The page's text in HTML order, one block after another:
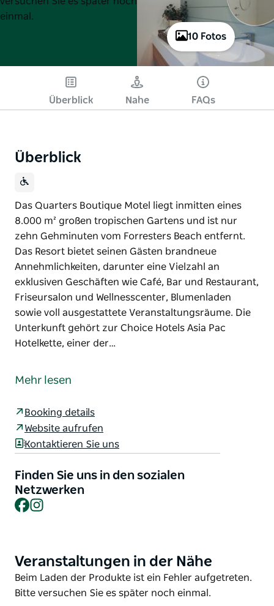
10 Fotos
einmal.
Überblick Nahe FAQs
Überblick
Das Quarters Boutique Motel liegt inmitten eines
8.000 m² großen tropischen Gartens und ist nur
zehn Gehminuten vom Forresters Beach entfernt.
Das Resort bietet seinen Gästen brandneue
Annehmlichkeiten, darunter eine Vielzahl an
exklusiven Geschäften wie Café, Bar und Restaurant,
Friseursalon und Wellnesscenter, Blumenladen
sowie voll ausgestattete Veranstaltungsräume. Die
Unterkunft gehört zur Choice Hotels Asia Pac
Hotelkette, einer der…
8.000 m² großen tropischen Gartens und ist nur
Annehmlichkeiten, darunter eine Vielzahl an
exklusiven Geschäften wie Café, Bar und Restaurant,
Friseursalon und Wellnesscenter, Blumenladen
Die Unterkunft gehört zur Choice Hotels Asia Pac
Hotelkette, einer der größten internationalen
profitieren.
Swimmingpool im Resort-Stil mit Wasserfall. Alle
Mehr lesen
Booking details
Website aufrufen
Kontaktieren Sie uns
Finden Sie uns in den sozialen
Netzwerken
Facebook
Product
List
Veranstaltungen in der Nähe
Product
List
Beim Laden der Produkte ist ein Fehler aufgetreten.
Bitte versuchen Sie es später noch einmal.